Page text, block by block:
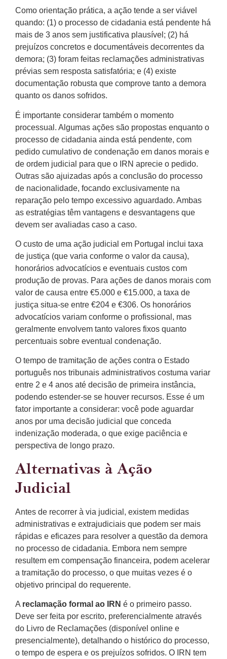
Como orientação prática, a ação tende a ser viável
quando: (1) o processo de cidadania está pendente há
mais de 3 anos sem justificativa plausível; (2) há
prejuízos concretos e documentáveis decorrentes da
demora; (3) foram feitas reclamações administrativas
prévias sem resposta satisfatória; e (4) existe
documentação robusta que comprove tanto a demora
quanto os danos sofridos.
É importante considerar também o momento
processual. Algumas ações são propostas enquanto o
processo de cidadania ainda está pendente, com
pedido cumulativo de condenação em danos morais e
de ordem judicial para que o IRN aprecie o pedido.
Outras são ajuizadas após a conclusão do processo
de nacionalidade, focando exclusivamente na
reparação pelo tempo excessivo aguardado. Ambas
as estratégias têm vantagens e desvantagens que
devem ser avaliadas caso a caso.
O custo de uma ação judicial em Portugal inclui taxa
de justiça (que varia conforme o valor da causa),
honorários advocatícios e eventuais custos com
produção de provas. Para ações de danos morais com
valor de causa entre €5.000 e €15.000, a taxa de
justiça situa-se entre €204 e €306. Os honorários
advocatícios variam conforme o profissional, mas
geralmente envolvem tanto valores fixos quanto
percentuais sobre eventual condenação.
O tempo de tramitação de ações contra o Estado
português nos tribunais administrativos costuma variar
entre 2 e 4 anos até decisão de primeira instância,
podendo estender-se se houver recursos. Esse é um
fator importante a considerar: você pode aguardar
anos por uma decisão judicial que conceda
indenização moderada, o que exige paciência e
perspectiva de longo prazo.
Alternativas à Ação
Judicial
Antes de recorrer à via judicial, existem medidas
administrativas e extrajudiciais que podem ser mais
rápidas e eficazes para resolver a questão da demora
no processo de cidadania. Embora nem sempre
resultem em compensação financeira, podem acelerar
a tramitação do processo, o que muitas vezes é o
objetivo principal do requerente.
A reclamação formal ao IRN é o primeiro passo.
Deve ser feita por escrito, preferencialmente através
do Livro de Reclamações (disponível online e
presencialmente), detalhando o histórico do processo,
o tempo de espera e os prejuízos sofridos. O IRN tem